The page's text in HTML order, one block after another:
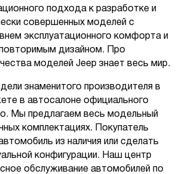
подхода к разработке и
совершенных моделей с
эксплуатационного комфорта и
дизайном. Про
моделей Jeep знает весь мир.
знаменитого производителя в
в автосалоне официального
Мы предлагаем весь модельный
комплектациях. Покупатель
из наличия или сделать
конфигурации. Наш центр
обслуживание автомобилей по